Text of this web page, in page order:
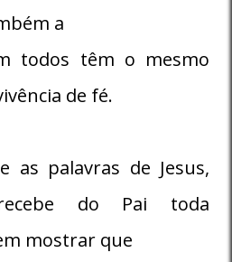
a
todos têm o mesmo
de fé.
as palavras de Jesus,
do Pai toda
mostrar que